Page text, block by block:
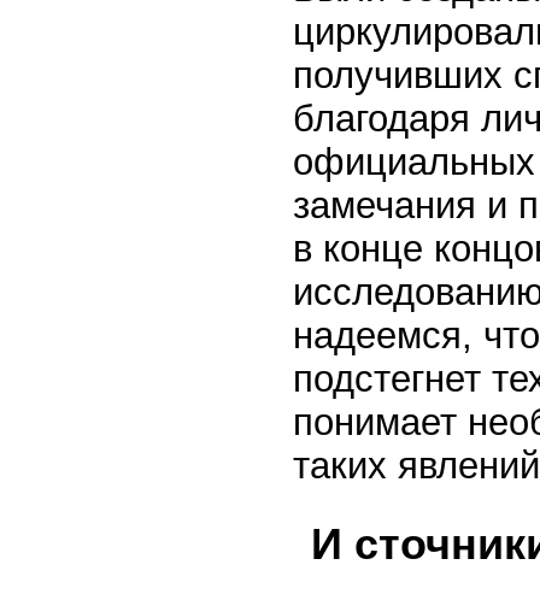
получивших
благодаря
официальных
замечания и
в конце
надеемся,
подстегнет
понимает
таких
И